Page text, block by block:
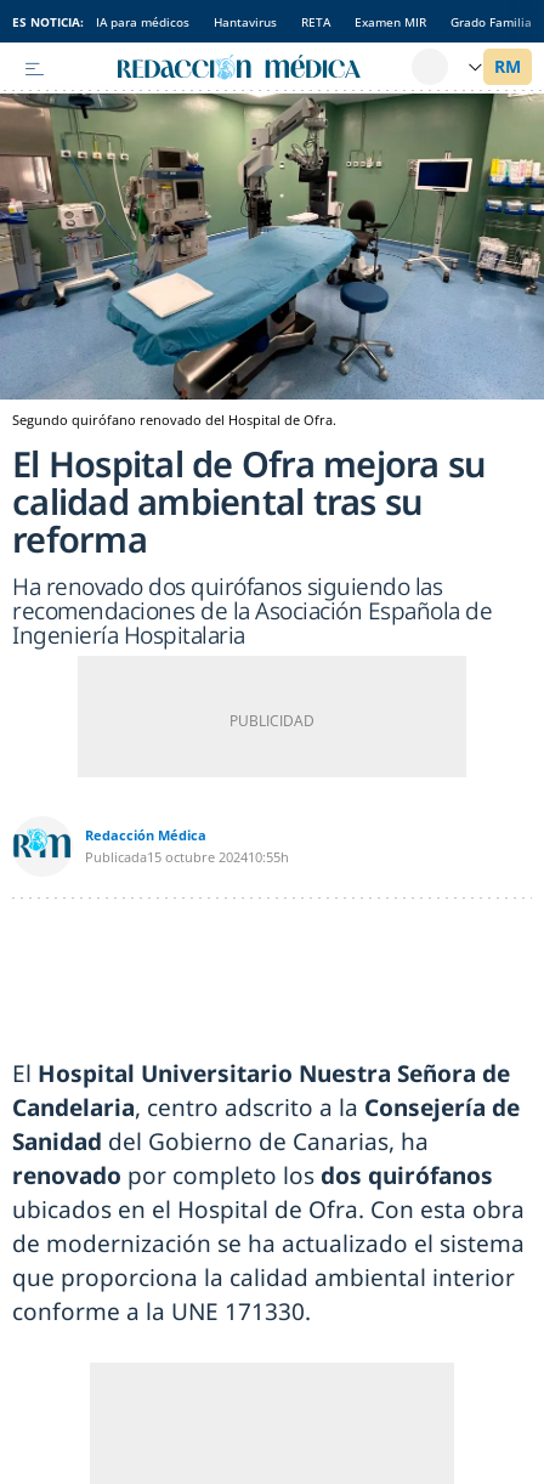
ES NOTICIA: IA para médicos Hantavirus RETA Examen MIR Grado Familia
Segundo quirófano renovado del Hospital de Ofra.
El Hospital de Ofra mejora su
calidad ambiental tras su
reforma
Ha renovado dos quirófanos siguiendo las
recomendaciones de la Asociación Española de
Ingeniería Hospitalaria
Redacción Médica
Publicada15 octubre 202410:55h
El Hospital Universitario Nuestra Señora de
Candelaria, centro adscrito a la Consejería de
Sanidad del Gobierno de Canarias, ha
renovado por completo los dos quirófanos
ubicados en el Hospital de Ofra. Con esta obra
de modernización se ha actualizado el sistema
que proporciona la calidad ambiental interior
conforme a la UNE 171330.